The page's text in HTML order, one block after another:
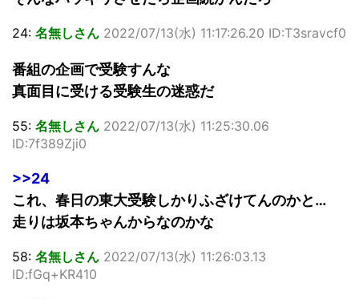
24: 名無しさん 2022/07/13(水) 11:17:26.20 ID:T3sravcf0
番組の企画で受験すんな
真面目に受ける受験生の迷惑だ
55: 名無しさん 2022/07/13(水) 11:25:30.06
ID:7f389Zji0
>>24
これ、春日の東大受験しかりふざけてんのかと…
走りは坂本ちゃんからなのかな
58: 名無しさん 2022/07/13(水) 11:26:03.13
ID:fGq+KR410